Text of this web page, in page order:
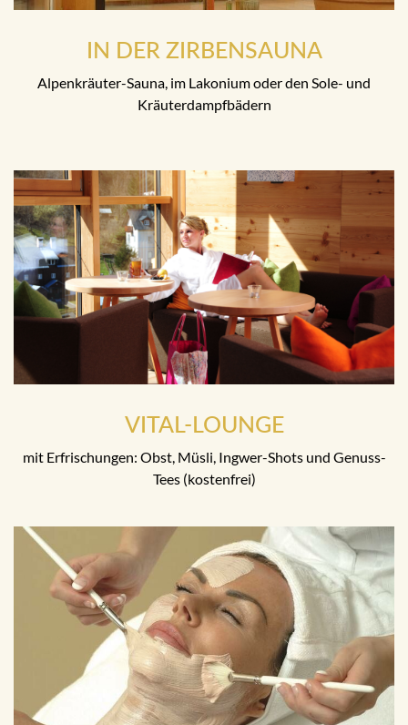
IN DER ZIRBENSAUNA
Alpenkräuter-Sauna, im Lakonium oder den Sole- und
Kräuterdampfbädern
VITAL-LOUNGE
mit Erfrischungen: Obst, Müsli, Ingwer-Shots und Genuss-
Tees (kostenfrei)